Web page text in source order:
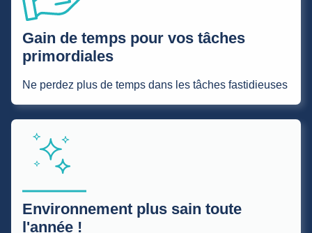
Gain de temps pour vos tâches
primordiales
Ne perdez plus de temps dans les tâches fastidieuses
Environnement plus sain toute
l'année !